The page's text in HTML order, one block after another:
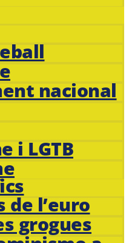
nacional
i LGTB
de l’euro
grogues